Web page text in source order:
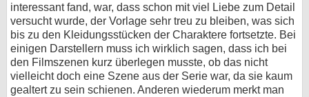
interessant fand, war, dass schon mit viel Liebe zum Detail
versucht wurde, der Vorlage sehr treu zu bleiben, was sich
bis zu den Kleidungsstücken der Charaktere fortsetzte. Bei
einigen Darstellern muss ich wirklich sagen, dass ich bei
den Filmszenen kurz überlegen musste, ob das nicht
vielleicht doch eine Szene aus der Serie war, da sie kaum
gealtert zu sein schienen. Anderen wiederum merkt man